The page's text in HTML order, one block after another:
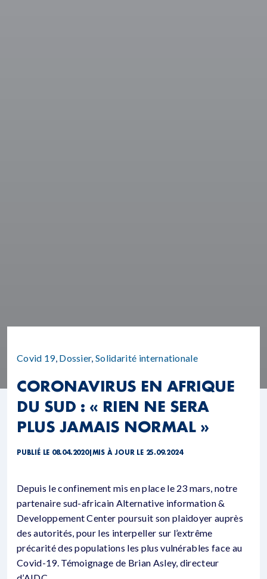
Covid 19, Dossier,Solidarité internationale
CORONAVIRUS EN AFRIQUE
DU SUD : « RIEN NE SERA
PLUS JAMAIS NORMAL »
PUBLIÉ LE 08.04.2020|MIS À JOUR LE 25.09.2024
Depuis le confinement mis en place le 23 mars, notre
partenaire sud-africain Alternative information &
Developpement Center poursuit son plaidoyer auprès
des autorités, pour les interpeller sur l’extrême
précarité des populations les plus vulnérables face au
Covid-19. Témoignage de Brian Asley, directeur